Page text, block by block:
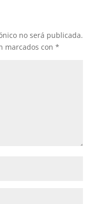
no será publicada.
marcados con *